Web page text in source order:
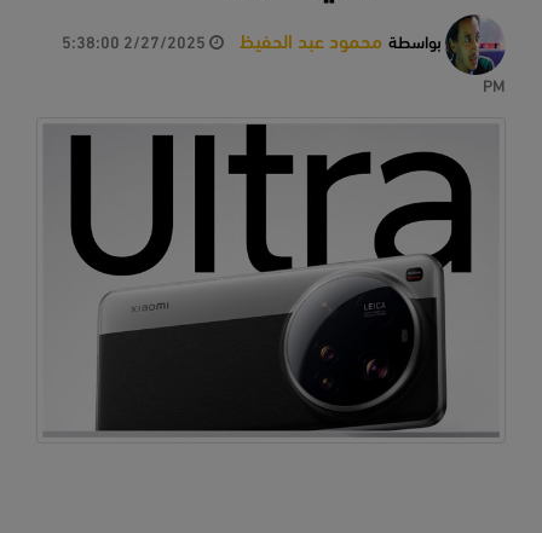
بواسطة محمود عبد الحفيظ
2/27/2025 5:38:00
PM